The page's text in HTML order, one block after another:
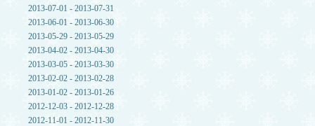
2013-07-01 - 2013-07-31
2013-06-01 - 2013-06-30
2013-05-29 - 2013-05-29
2013-04-02 - 2013-04-30
2013-03-05 - 2013-03-30
2013-02-02 - 2013-02-28
2013-01-02 - 2013-01-26
2012-12-03 - 2012-12-28
2012-11-01 - 2012-11-30